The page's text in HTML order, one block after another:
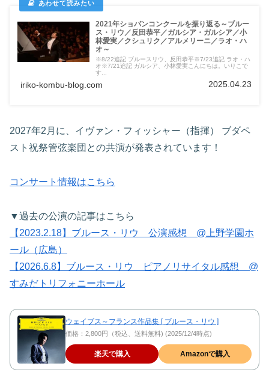
2021年ショパンコンクールを振り返る～ブルー
ス・リウ／反田恭平／ガルシア・ガルシア／小
林愛実／クシュリク／アルメリーニ／ラオ・ハ
オ～
※8/22追記 ブルースリウ、反田恭平※7/23追記 ラオ・ハ
オ※7/21追記 ガルシア、小林愛実こんにちは。いりこで
す...
iriko-kombu-blog.com 2025.04.23
2027年2月に、イヴァン・フィッシャー（指揮） ブダペ
スト祝祭管弦楽団との共演が発表されています！
コンサート情報はこちら
▼過去の公演の記事はこちら
【2023.2.18】ブルース・リウ 公演感想 @上野学園ホ
ール（広島）
【2026.6.8】ブルース・リウ ピアノリサイタル感想 @
すみだトリフォニーホール
ウェイブス～フランス作品集 [ ブルース・リウ ]
価格：2,800円（税込、送料無料) (2025/12/4時点)
楽天で購入 Amazonで購入